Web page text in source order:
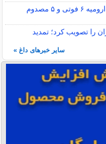
تصادف زنجیره‌ای در جاده سلماس - ارومیه ۶ فوتی و ۵ مصدوم
را تصویب کرد؛ تمدید
سایر خبرهای داغ »